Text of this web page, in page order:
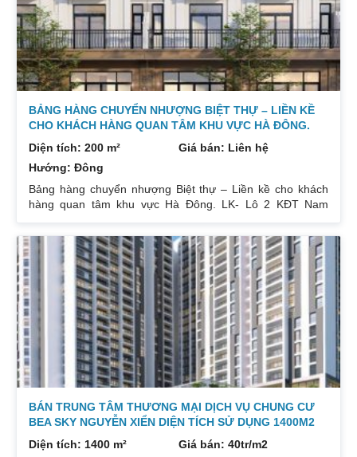
BẢNG HÀNG CHUYỂN NHƯỢNG BIỆT THỰ – LIỀN KỀ
CHO KHÁCH HÀNG QUAN TÂM KHU VỰC HÀ ĐÔNG.
Diện tích: 200 m²
Giá bán: Liên hệ
Hướng: Đông
Bảng hàng chuyển nhượng Biệt thự – Liền kề cho khách
hàng quan tâm khu vực Hà Đông. LK- Lô 2 KĐT Nam
hoàn thiện. Đang cho thuê Giá chào 15 tỷ. Căn 18- Lô 9
KĐT Nam Thắng, 67 Phùng Khoang DT: 123m x 5 tầng, lô
góc, đã hoàn thiện. Tầng 1 cho thuê 22tr, tầng 2 10tr/tháng
Giá chào 25,5 tỷ. LK 6B-33 Làng Việt Kiều DT: 77m x 4
tầng Giá chào 16,2 tỷ
BÁN TRUNG TÂM THƯƠNG MẠI DỊCH VỤ CHUNG CƯ
BEA SKY NGUYỄN XIỂN DIỆN TÍCH SỬ DỤNG 1400M2
Diện tích: 1400 m²
Giá bán: 40tr/m2